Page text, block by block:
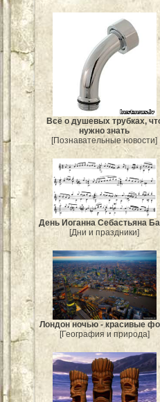
Всё о душевых трубках,
нужно знать
[Познавательные новости]
День Иоганна Себастьяна
[Дни и праздники]
Лондон ночью - красивые
[География и природа]